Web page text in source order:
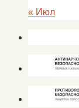
« Июл